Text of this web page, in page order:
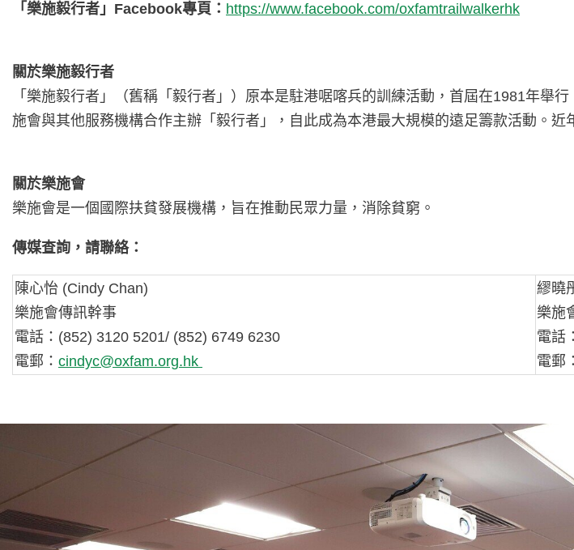
「樂施毅行者」Facebook專頁： https://www.facebook.com/oxfamtrailwalkerhk
關於樂施毅行者
「樂施毅行者」（舊稱「毅行者」）原本是駐港啹喀兵的訓練活動，首屆在1981年舉
施會與其他服務機構合作主辦「毅行者」，自此成為本港最大規模的遠足籌款活動。
關於樂施會
樂施會是一個國際扶貧發展機構，旨在推動民眾力量，消除貧窮。
傳媒查詢，請聯絡：
陳心怡 (Cindy Chan)
樂施會傳訊幹事
電話：(852) 3120 5201/ (852) 6749 6230
電郵： cindyc@oxfam.org.hk
繆曉
樂施
電話
電郵：